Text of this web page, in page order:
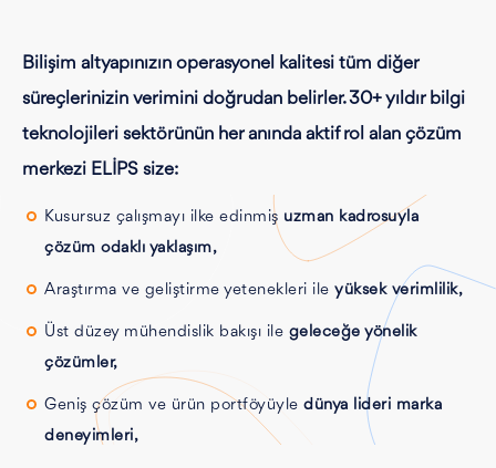
Bilişim altyapınızın operasyonel kalitesi tüm diğer
süreçlerinizin verimini doğrudan belirler. 30+ yıldır bilgi
teknolojileri sektörünün her anında aktif rol alan çözüm
merkezi ELİPS size:
Kusursuz çalışmayı ilke edinmiş uzman kadrosuyla
çözüm odaklı yaklaşım,
Araştırma ve geliştirme yetenekleri ile yüksek verimlilik,
Üst düzey mühendislik bakışı ile geleceğe yönelik
çözümler,
Geniş çözüm ve ürün portföyüyle dünya lideri marka
deneyimleri,